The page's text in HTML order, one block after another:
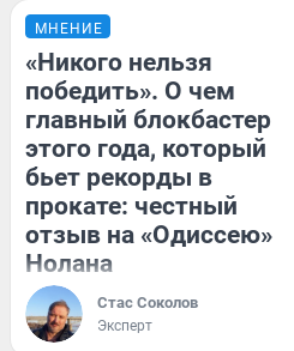
МНЕНИЕ
«Никого нельзя
победить». О чем
главный блокбастер
этого года, который
бьет рекорды в
прокате: честный
отзыв на «Одиссею»
Нолана
Стас Соколов
Эксперт